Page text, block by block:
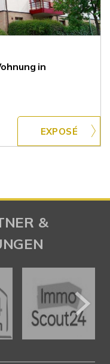
in
&